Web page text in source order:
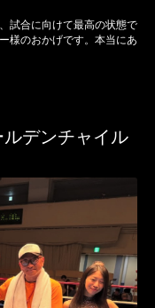
試合に向けて最高の状態で
様のおかげです。本当にあ
ルデンチャイル